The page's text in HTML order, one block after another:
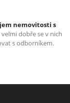
nemovitosti s
dobře se v nich
s odborníkem.